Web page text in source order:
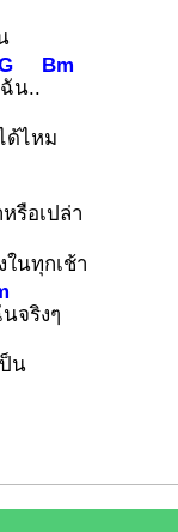
ฉัน..
Bm
ด้ไหม
รือเปล่า
ในทุกเช้า
จริงๆ
น